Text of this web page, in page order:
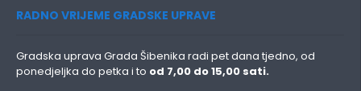
RADNO VRIJEME GRADSKE UPRAVE
Gradska uprava Grada Šibenika radi pet dana tjedno, od
ponedjeljka do petka i to od 7,00 do 15,00 sati.